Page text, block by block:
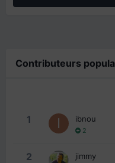
Contributeurs
1 ibnou
2
2 jimmy